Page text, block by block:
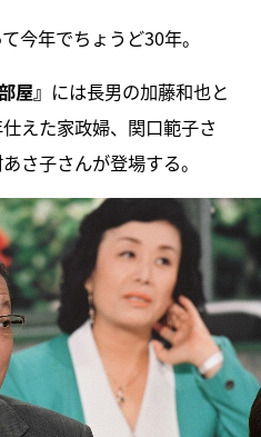
今年でちょうど30年。
屋』 には長男の加藤和也と
えた家政婦、関口範子さ
さ子さんが登場する。